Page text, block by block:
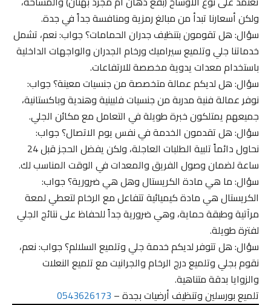
ولكن أسعارنا تبدأ من مبالغ رمزية ومنافسة جداً في جدة.
سؤال: هل تقومون بتنظيف جدران الحمامات؟ جواب: نعم، تشمل
خدماتنا جلي وتلميع سيراميك ورخام الجدران والواجهات الداخلية
باستخدام معدات يدوية مخصصة للارتفاعات.
سؤال: هل لديكم عمالة متخصصة من جنسيات معينة؟ جواب:
نوفر عمالة فنية مدربة من جنسيات فلبينية وهندية وباكستانية،
جميعهم يمتلكون خبرة طويلة في التعامل مع مكائن الجلي.
سؤال: هل تقدمون الخدمة في نفس يوم الاتصال؟ جواب:
نحاول دائماً تلبية الطلبات العاجلة، ولكن يفضل الحجز قبل 24
ساعة لضمان وصول الفريق والمعدات في الوقت المناسب لك.
سؤال: ما هي مادة الكريستال وهل هي ضرورية؟ جواب:
الكريستال هي مادة كيميائية تتفاعل مع الرخام لتعطي لمعة
مرآتية وطبقة حماية، وهي ضرورية جداً للحفاظ على نتائج الجلي
لفترة طويلة.
سؤال: هل تتوفر لديكم خدمة جلي وتلميع السلالم؟ جواب: نعم،
نقوم بجلي وتلميع درج الرخام والجرانيت مع تلميع النعلات
والزوايا بدقة متناهية.
تلميع بورسلين وتنظيف أرضيات بجدة –0543626173